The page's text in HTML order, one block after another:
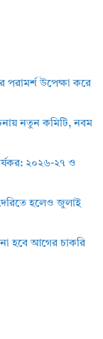
উপেক্ষা করে
নতুন কমিটি, নবম
২০২৬-২৭ ও
হলেও জুলাই
হবে আগের চাকরি